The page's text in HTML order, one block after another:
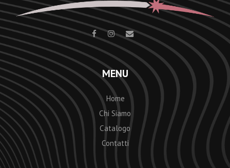
MENU
Home
Chi Siamo
Catalogo
Contatti